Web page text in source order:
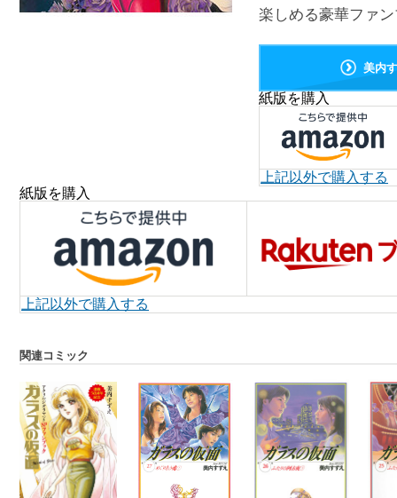
楽しめる豪華ファ
美内
紙版を購入
上記以外で購入する
紙版を購入
上記以外で購入する
関連コミック